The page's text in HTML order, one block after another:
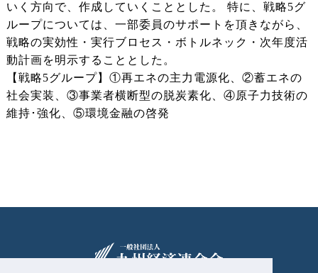
いく方向で、作成していくこととした。 特に、戦略5グ
ループについては、一部委員のサポートを頂きながら、
戦略の実効性・実行ブロセス・ボトルネック・次年度活
動計画を明示することとした。
【戦略5グループ】①再エネの主力電源化、②蓄エネの
社会実装、③事業者横断型の脱炭素化、④原子力技術の
維持･強化、⑤環境金融の啓発